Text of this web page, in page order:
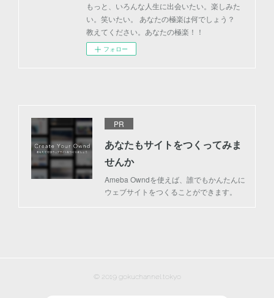
もっと、いろんな人生に出会いたい。楽しみた
い。笑いたい。 あなたの極楽は何でしょう？
教えてください。あなたの極楽！！
フォロー
PR
あなたもサイトをつくってみま
せんか
Ameba Owndを使えば、誰でもかんたんに
ウェブサイトをつくることができます。
© 2019 gokuchannel.tokyo